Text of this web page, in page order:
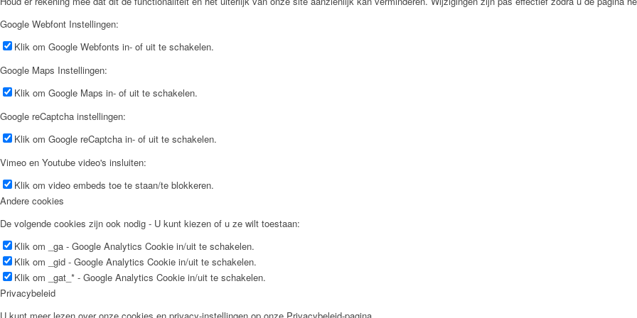
Google Webfont Instellingen:
Klik om Google Webfonts in- of uit te schakelen.
Google Maps Instellingen:
Klik om Google Maps in- of uit te schakelen.
Google reCaptcha instellingen:
Klik om Google reCaptcha in- of uit te schakelen.
Vimeo en Youtube video's insluiten:
Klik om video embeds toe te staan/te blokkeren.
Andere cookies
De volgende cookies zijn ook nodig - U kunt kiezen of u ze wilt toestaan:
Klik om _ga - Google Analytics Cookie in/uit te schakelen.
Klik om _gid - Google Analytics Cookie in/uit te schakelen.
Klik om _gat_* - Google Analytics Cookie in/uit te schakelen.
Privacybeleid